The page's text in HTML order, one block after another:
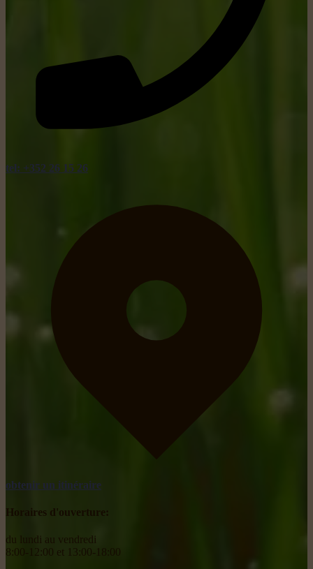
tel: +352 26 15 26
obtenir un itinéraire
Horaires d'ouverture:
du lundi au vendredi
8:00-12:00 et 13:00-18:00